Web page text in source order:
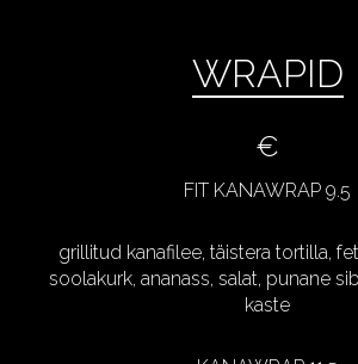
WRAPID
€
FIT KANAWRAP 9.5
grillitud kanafilee, täistera tortilla,
soolakurk, ananass, salat, punane
kaste